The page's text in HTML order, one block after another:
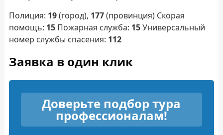
Полиция: 19(город), 177(провинция) Скорая
помощь: 15Пожарная служба: 15Универсальный
номер службы спасения: 112
Заявка в один клик
Доверьте подбор тура
профессионалам!